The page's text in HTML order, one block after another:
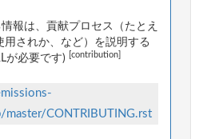
報は、貢献プロセス（たとえ
用されか、など）を説明する
が必要です)
[contribution]
CONTRIBUTING.rst